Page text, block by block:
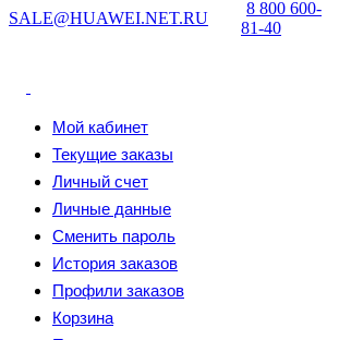
SALE@HUAWEI.NET.RU
8 800 600-
81-40
Мой кабинет
Текущие заказы
Личный счет
Личные данные
Сменить пароль
История заказов
Профили заказов
Корзина